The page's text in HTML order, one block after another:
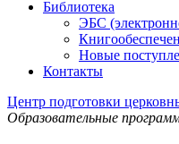
Библиотека
ЭБС
Новые
Контакты
Центр подготовки
Образовательные